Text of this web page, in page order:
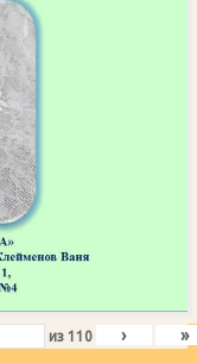
из 110 › »